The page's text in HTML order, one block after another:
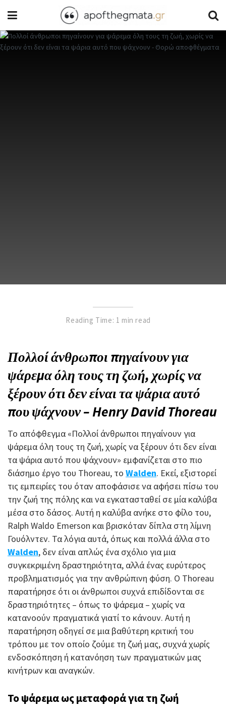
Reading Time: 1 min read
Πολλοί άνθρωποι πηγαίνουν για
ψάρεμα όλη τους τη ζωή, χωρίς να
ξέρουν ότι δεν είναι τα ψάρια αυτό
που ψάχνουν – Henry David Thoreau
Το απόφθεγμα «Πολλοί άνθρωποι πηγαίνουν για
ψάρεμα όλη τους τη ζωή, χωρίς να ξέρουν ότι δεν είναι
τα ψάρια αυτό που ψάχνουν» εμφανίζεται στο πιο
διάσημο έργο του Thoreau, το Walden. Εκεί, εξιστορεί
τις εμπειρίες του όταν αποφάσισε να αφήσει πίσω του
την ζωή της πόλης και να εγκατασταθεί σε μία καλύβα
μέσα στο δάσος. Αυτή η καλύβα ανήκε στο φίλο του,
Ralph Waldo Emerson και βρισκόταν δίπλα στη λίμνη
Γουόλντεν. Τα λόγια αυτά, όπως και πολλά άλλα στο
Walden, δεν είναι απλώς ένα σχόλιο για μια
συγκεκριμένη δραστηριότητα, αλλά ένας ευρύτερος
προβληματισμός για την ανθρώπινη φύση. Ο Thoreau
παρατήρησε ότι οι άνθρωποι συχνά επιδίδονται σε
δραστηριότητες – όπως το ψάρεμα – χωρίς να
κατανοούν πραγματικά γιατί το κάνουν. Αυτή η
παρατήρηση οδηγεί σε μια βαθύτερη κριτική του
τρόπου με τον οποίο ζούμε τη ζωή μας, συχνά χωρίς
ενδοσκόπηση ή κατανόηση των πραγματικών μας
κινήτρων και αναγκών.
Το ψάρεμα ως μεταφορά για τη ζωή